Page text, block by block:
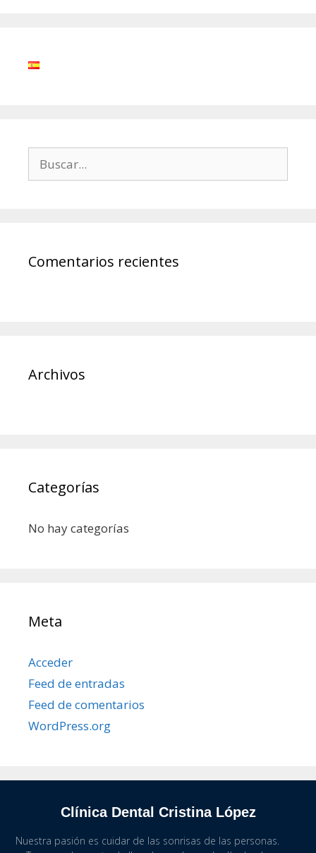
Comentarios recientes
Archivos
Categorías
No hay categorías
Meta
Acceder
Feed de entradas
Feed de comentarios
WordPress.org
Clínica Dental Cristina López
Nuestra pasión es cuidar de las sonrisas de las personas.